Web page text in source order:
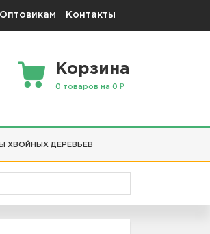
Оптовикам Контакты
Корзина
0 товаров на 0 ₽
ХВОЙНЫХ ДЕРЕВЬЕВ